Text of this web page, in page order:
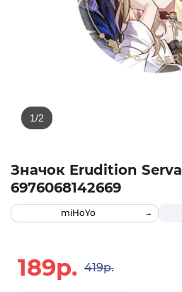
Значок Erudition Serval
6976068142669
miHoYo
189р. 419р.